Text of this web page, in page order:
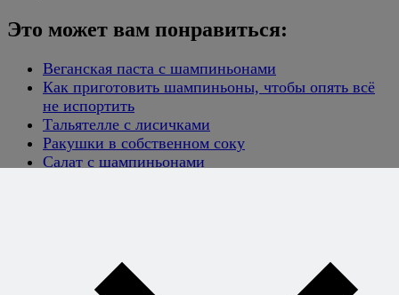
Это может вам понравиться:
Веганская паста с шампиньонами
Как приготовить шампиньоны, чтобы опять всё
не испортить
Тальятелле с лисичками
Ракушки в собственном соку
Салат с шампиньонами
рецептов -
уверенно и